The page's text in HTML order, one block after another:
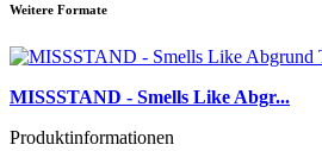
Weitere Formate
MISSSTAND - Smells Like Abgr...
Produktinformationen